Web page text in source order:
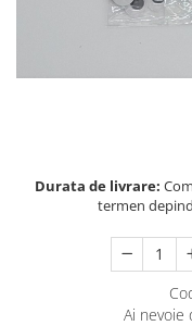
Durata de livrare:
termen
Ai nevoie